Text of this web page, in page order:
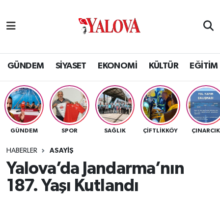
GÜNDEM SİYASET EKONOMİ KÜLTÜR EĞİTİM
GÜNDEM SPOR SAĞLIK ÇİFTLİKKÖY ÇINARCIK
HABERLER ASAYİŞ
Yalova’da Jandarma’nın
187. Yaşı Kutlandı
SİYASET
EKONOMİ
KÜLTÜR
BİLİM VE TEKNOLOJİ
ASAYİŞ
Yalova Nöbetçi Eczaneler
Yalova Hava Durumu
Yalova Namaz Vakitleri
Yalova Trafik Yoğunluk Haritası
Tüm Manşetler
Son Dakika Haberleri